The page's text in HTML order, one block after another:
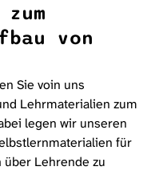
zum
von
Sie voin uns
Lehrmaterialien zum
legen wir unseren
für
Lehrende zu